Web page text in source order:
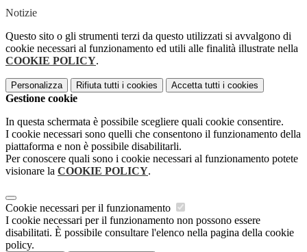
Notizie
Questo sito o gli strumenti terzi da questo utilizzati si avvalgono di
cookie necessari al funzionamento ed utili alle finalità illustrate nella
COOKIE POLICY.
Personalizza Rifiuta tutti i cookies Accetta tutti i cookies
Gestione cookie
In questa schermata è possibile scegliere quali cookie consentire.
I cookie necessari sono quelli che consentono il funzionamento della
piattaforma e non è possibile disabilitarli.
Per conoscere quali sono i cookie necessari al funzionamento potete
visionare la COOKIE POLICY.
Cookie necessari per il funzionamento
I cookie necessari per il funzionamento non possono essere
disabilitati. È possibile consultare l'elenco nella pagina della cookie
policy.